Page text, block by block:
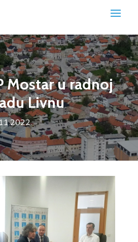
Mostar u radnoj
Livnu